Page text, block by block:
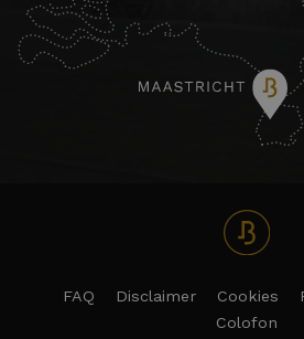
FAQ Disclaimer Cookies
Colofon